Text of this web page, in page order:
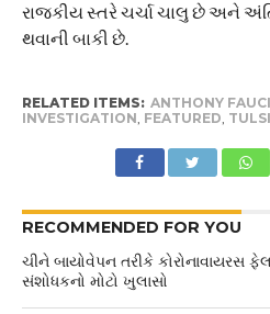
રાજકીય સ્તરે ચર્ચા ચાલુ છે અને
થવાની બાકી છે.
RELATED ITEMS: ANTHONY FAUCI
INVESTIGATION, FEATURED,
RECOMMENDED FOR YOU
ચીને બાયોવેપન તરીકે કોરોનાવાયરસ
સંશોધકનો મોટો ખુલાસો